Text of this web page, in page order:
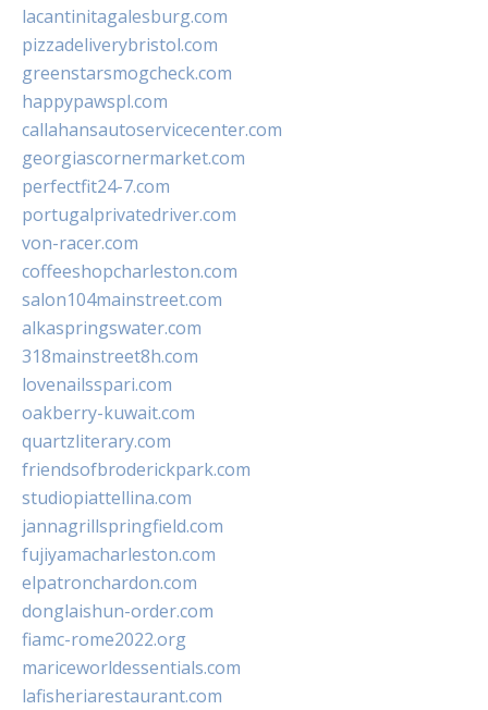
lacantinitagalesburg.com
pizzadeliverybristol.com
greenstarsmogcheck.com
happypawspl.com
callahansautoservicecenter.com
georgiascornermarket.com
perfectfit24-7.com
portugalprivatedriver.com
von-racer.com
coffeeshopcharleston.com
salon104mainstreet.com
alkaspringswater.com
318mainstreet8h.com
lovenailsspari.com
oakberry-kuwait.com
quartzliterary.com
friendsofbroderickpark.com
studiopiattellina.com
jannagrillspringfield.com
fujiyamacharleston.com
elpatronchardon.com
donglaishun-order.com
fiamc-rome2022.org
mariceworldessentials.com
lafisheriarestaurant.com